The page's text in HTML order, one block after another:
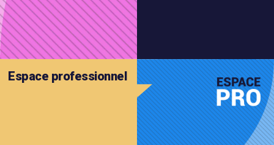
Espace professionnel